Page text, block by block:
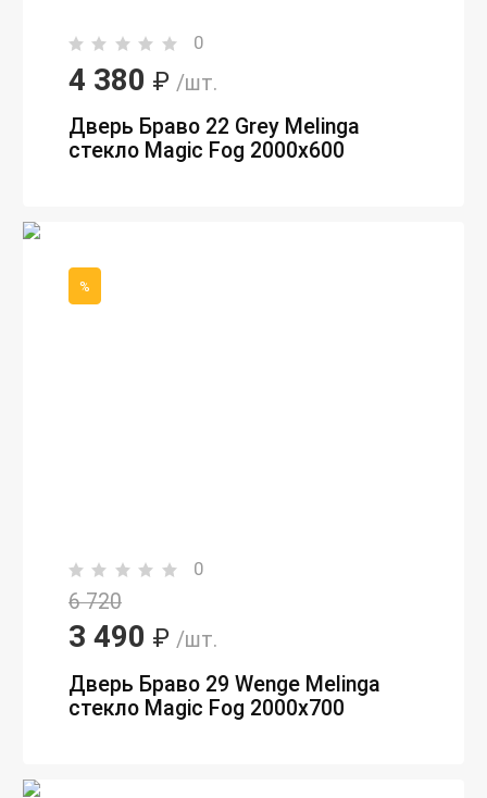
0
4 380 ₽ /шт.
Дверь Браво 22 Grey Melinga
стекло Magic Fog 2000х600
%
0
6 720
3 490 ₽ /шт.
Дверь Браво 29 Wenge Melinga
стекло Magic Fog 2000х700